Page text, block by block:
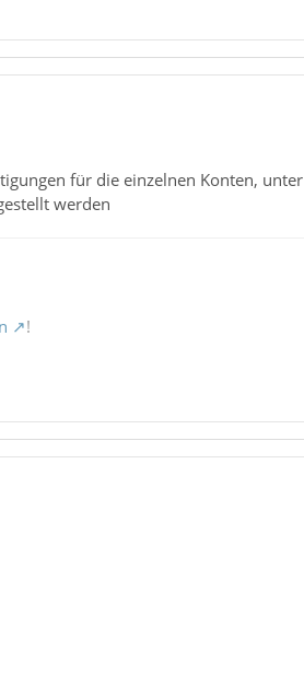
für die einzelnen Konten, unter
werden
!